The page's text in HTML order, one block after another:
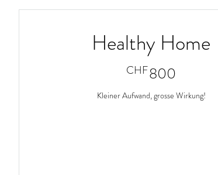
Healthy Home
CHF800
Kleiner Aufwand, grosse Wirkung!